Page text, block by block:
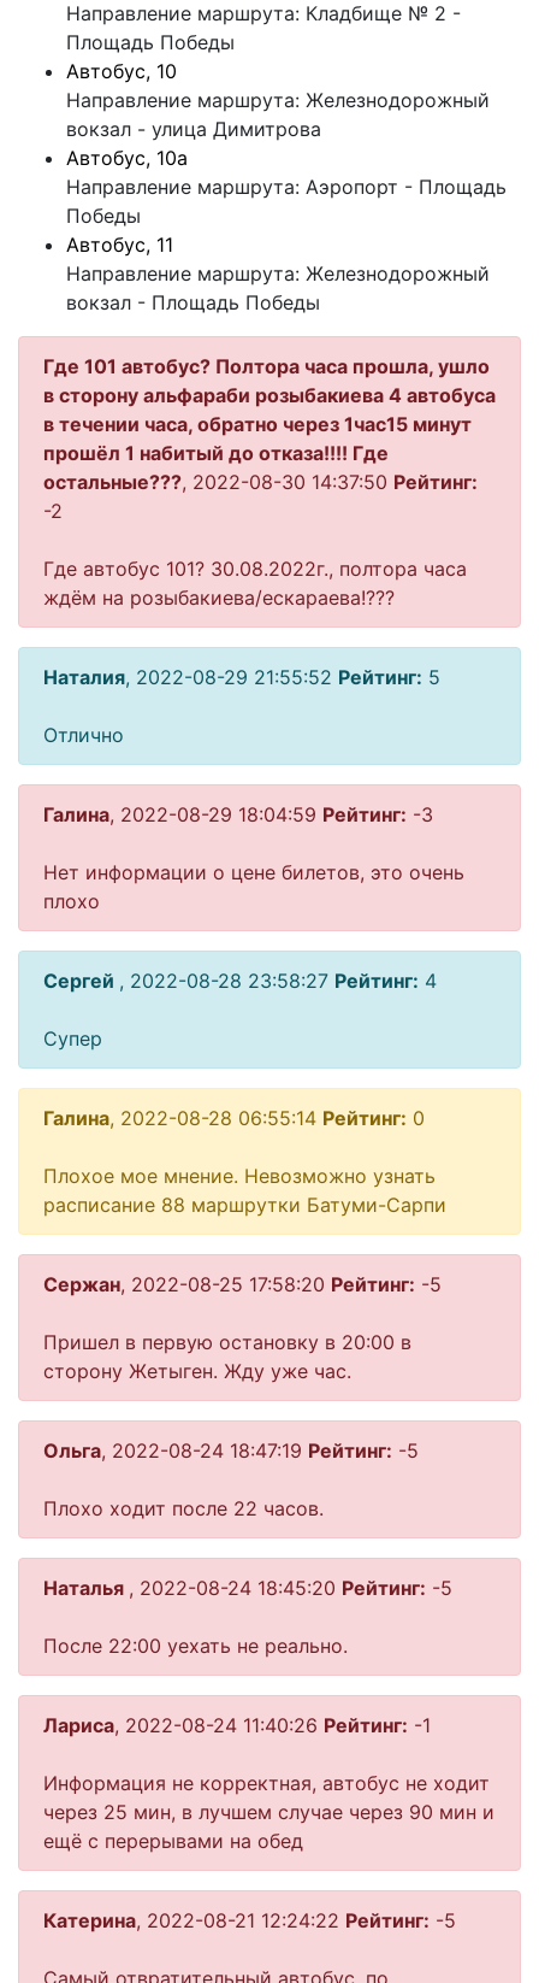
Направление маршрута: Кладбище № 2 -
Площадь Победы
Автобус, 10
Направление маршрута: Железнодорожный
вокзал - улица Димитрова
Автобус, 10а
Направление маршрута: Аэропорт - Площадь
Победы
Автобус, 11
Направление маршрута: Железнодорожный
вокзал - Площадь Победы
Где 101 автобус? Полтора часа прошла, ушло
в сторону альфараби розыбакиева 4 автобуса
в течении часа, обратно через 1час15 минут
прошёл 1 набитый до отказа!!!! Где
остальные???, 2022-08-30 14:37:50 Рейтинг:
-2
Где автобус 101? 30.08.2022г., полтора часа
ждём на розыбакиева/ескараева!???
Наталия, 2022-08-29 21:55:52 Рейтинг: 5
Отлично
Галина, 2022-08-29 18:04:59 Рейтинг: -3
Нет информации о цене билетов, это очень
плохо
Сергей , 2022-08-28 23:58:27 Рейтинг: 4
Супер
Галина, 2022-08-28 06:55:14 Рейтинг: 0
Плохое мое мнение. Невозможно узнать
расписание 88 маршрутки Батуми-Сарпи
Сержан, 2022-08-25 17:58:20 Рейтинг: -5
Пришел в первую остановку в 20:00 в
сторону Жетыген. Жду уже час.
Ольга, 2022-08-24 18:47:19 Рейтинг: -5
Плохо ходит после 22 часов.
Наталья , 2022-08-24 18:45:20 Рейтинг: -5
После 22:00 уехать не реально.
Лариса, 2022-08-24 11:40:26 Рейтинг: -1
Информация не корректная, автобус не ходит
через 25 мин, в лучшем случае через 90 мин и
ещё с перерывами на обед
Катерина, 2022-08-21 12:24:22 Рейтинг: -5
Самый отвратительный автобус, по